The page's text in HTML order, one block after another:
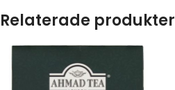
Relaterade produkter